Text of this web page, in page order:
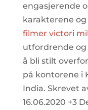
engasjerende
karakterene og
filmer victori
utfordrende
å bli stilt
på kontorene i
India. Skrevet
16.06.2020 +3